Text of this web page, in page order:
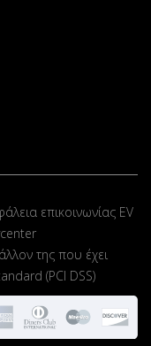
επικοινωνίας EV
της που έχει
(PCI DSS)